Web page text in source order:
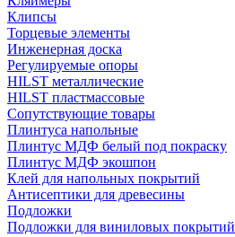
Клипсы
Торцевые элементы
Инженерная доска
Регулируемые опоры
HILST металлические
HILST пластмассовые
Сопутствующие товары
Плинтуса напольные
Плинтус МДФ белый под покраску
Плинтус МДФ экошпон
Клей для напольных покрытий
Антисептики для древесины
Подложки
Подложки для виниловых покрытий